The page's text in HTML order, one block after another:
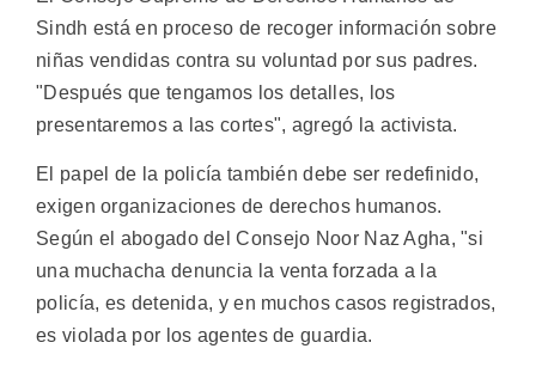
Sindh está en proceso de recoger información sobre
niñas vendidas contra su voluntad por sus padres.
"Después que tengamos los detalles, los
presentaremos a las cortes", agregó la activista.
El papel de la policía también debe ser redefinido,
exigen organizaciones de derechos humanos.
Según el abogado del Consejo Noor Naz Agha, "si
una muchacha denuncia la venta forzada a la
policía, es detenida, y en muchos casos registrados,
es violada por los agentes de guardia.